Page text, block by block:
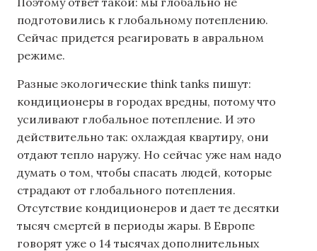
подготовились к глобальному потеплению.
Сейчас придется реагировать в авральном
режиме.
Разные экологические think tanks пишут:
кондиционеры в городах вредны, потому что
усиливают глобальное потепление. И это
действительно так: охлаждая квартиру, они
отдают тепло наружу. Но сейчас уже нам надо
думать о том, чтобы спасать людей, которые
страдают от глобального потепления.
Отсутствие кондиционеров и дает те десятки
тысяч смертей в периоды жары. В Европе
говорят уже о 14 тысячах дополнительных